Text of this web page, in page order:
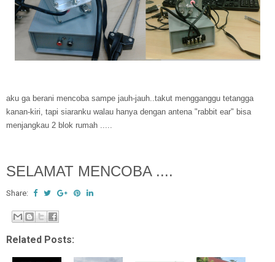
aku ga berani mencoba sampe jauh-jauh..takut mengganggu tetangga
kanan-kiri, tapi siaranku walau hanya dengan antena "rabbit ear" bisa
menjangkau 2 blok rumah .....
SELAMAT MENCOBA ....
Share:
Related Posts: